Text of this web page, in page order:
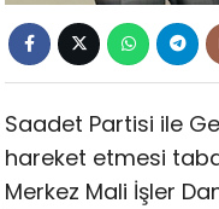
Saadet Partisi ile
hareket etmesi
Merkez Mali İşler